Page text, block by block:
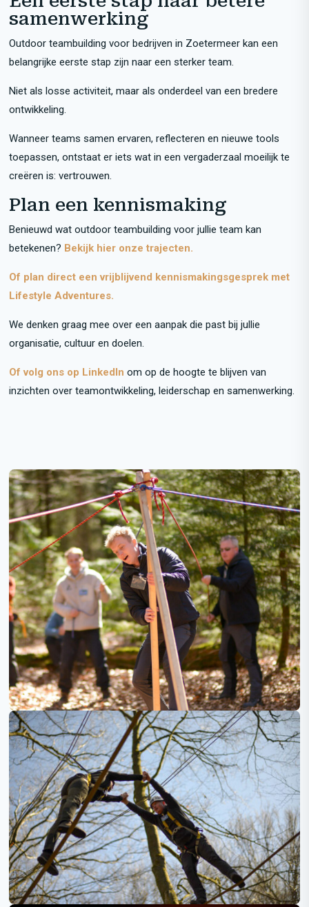
samenwerking
Outdoor teambuilding voor bedrijven in Zoetermeer kan een
belangrijke eerste stap zijn naar een sterker team.
Niet als losse activiteit, maar als onderdeel van een bredere
ontwikkeling.
Wanneer teams samen ervaren, reflecteren en nieuwe tools
toepassen, ontstaat er iets wat in een vergaderzaal moeilijk te
creëren is: vertrouwen.
Plan een kennismaking
Benieuwd wat outdoor teambuilding voor jullie team kan
betekenen? Bekijk hier onze trajecten.
Of plan direct een vrijblijvend kennismakingsgesprek met
Lifestyle Adventures.
We denken graag mee over een aanpak die past bij jullie
organisatie, cultuur en doelen.
Of volg ons op LinkedIn om op de hoogte te blijven van
inzichten over teamontwikkeling, leiderschap en samenwerking.